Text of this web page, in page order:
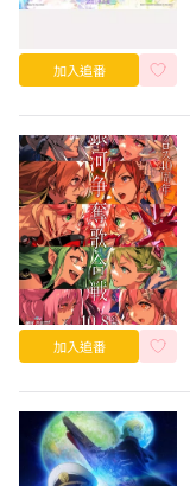
加入追番
加入追番